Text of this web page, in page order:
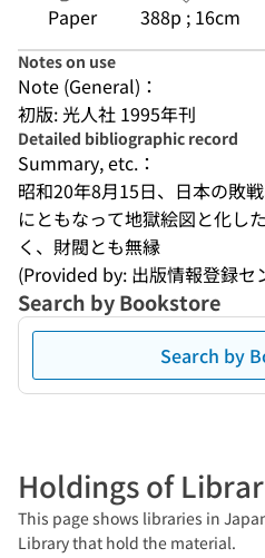
Paper 388p ; 16cm
Notes on use
Note (General)：
初版: 光人社 1995年刊
Detailed bibliographic record
Summary, etc.：
昭和20年8月15日、日本の敗
にともなって地獄絵図と化し
く、財閥とも無縁
(Provided by: 出版情報登録セ
Search by Bookstore
Search by
Holdings of
This page shows libraries in
Library that hold the material.